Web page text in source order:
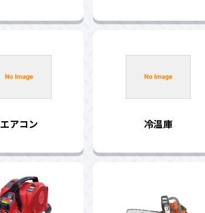
エアコン 冷温庫